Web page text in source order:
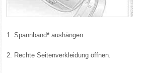
1. Spannband*aushängen.
2. Rechte Seitenverkleidung öffnen.